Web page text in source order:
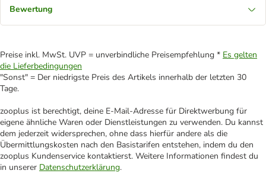
Bewertung
Preise inkl. MwSt. UVP = unverbindliche Preisempfehlung * Es gelten
die Lieferbedingungen
"Sonst" = Der niedrigste Preis des Artikels innerhalb der letzten 30
Tage.
zooplus ist berechtigt, deine E-Mail-Adresse für Direktwerbung für
eigene ähnliche Waren oder Dienstleistungen zu verwenden. Du kannst
dem jederzeit widersprechen, ohne dass hierfür andere als die
Übermittlungskosten nach den Basistarifen entstehen, indem du den
zooplus Kundenservice kontaktierst. Weitere Informationen findest du
in unserer Datenschutzerklärung.